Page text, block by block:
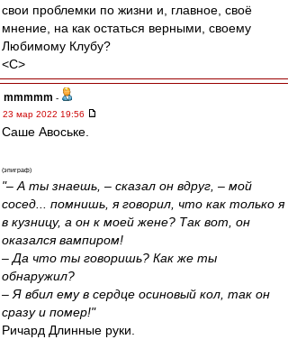
свои проблемки по жизни и, главное, своё
мнение, на как остаться верными, своему
Любимому Клубу?
<C>
mmmmm -
23 мар 2022 19:56
Саше Авоське.
(эпиграф)
"– А ты знаешь, – сказал он вдруг, – мой
сосед... помнишь, я говорил, что как только я
в кузницу, а он к моей жене? Так вот, он
оказался вампиром!
– Да что ты говоришь? Как же ты
обнаружил?
– Я вбил ему в сердце осиновый кол, так он
сразу и помер!"
Ричард Длинные руки.